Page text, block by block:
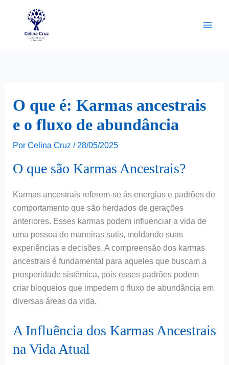
O que é: Karmas ancestrais
e o fluxo de abundância
Por Celina Cruz / 28/05/2025
O que são Karmas Ancestrais?
Karmas ancestrais referem-se às energias e padrões de
comportamento que são herdados de gerações
anteriores. Esses karmas podem influenciar a vida de
uma pessoa de maneiras sutis, moldando suas
experiências e decisões. A compreensão dos karmas
ancestrais é fundamental para aqueles que buscam a
prosperidade sistêmica, pois esses padrões podem
criar bloqueios que impedem o fluxo de abundância em
diversas áreas da vida.
A Influência dos Karmas Ancestrais
na Vida Atual